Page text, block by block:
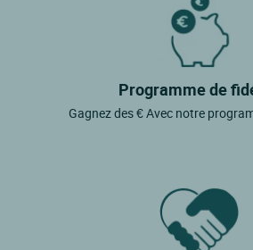
Programme de
Gagnez des € Avec notre